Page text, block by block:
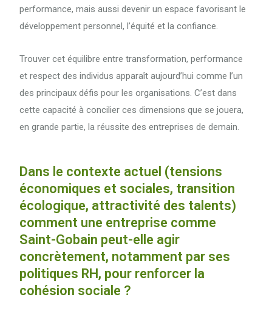
performance, mais aussi devenir un espace favorisant le
développement personnel, l’équité et la confiance.
Trouver cet équilibre entre transformation, performance
et respect des individus apparaît aujourd’hui comme l’un
des principaux défis pour les organisations. C’est dans
cette capacité à concilier ces dimensions que se jouera,
en grande partie, la réussite des entreprises de demain.
Dans le contexte actuel (tensions
économiques et sociales, transition
écologique, attractivité des talents)
comment une entreprise comme
Saint-Gobain peut-elle agir
concrètement, notamment par ses
politiques RH, pour renforcer la
cohésion sociale ?